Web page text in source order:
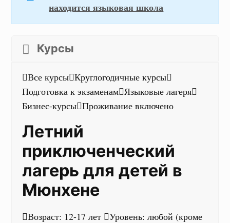
находится языковая школа
Курсы
Все курсы Круглогодичные курсы
Подготовка к экзаменам Языковые лагеря
Бизнес-курсы Проживание включено
Летний
приключенческий
лагерь для детей в
Мюнхене
Возраст: 12-17 лет
Уровень: любой (кроме